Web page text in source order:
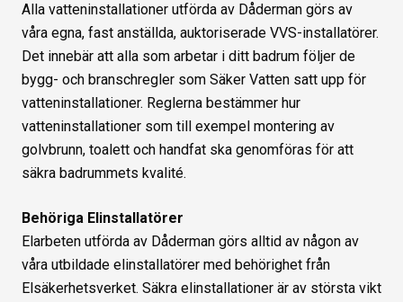
Alla vatteninstallationer utförda av Dåderman görs av
våra egna, fast anställda, auktoriserade VVS-installatörer.
Det innebär att alla som arbetar i ditt badrum följer de
bygg- och branschregler som Säker Vatten satt upp för
vatteninstallationer. Reglerna bestämmer hur
vatteninstallationer som till exempel montering av
golvbrunn, toalett och handfat ska genomföras för att
säkra badrummets kvalité.
Behöriga Elinstallatörer
Elarbeten utförda av Dåderman görs alltid av någon av
våra utbildade elinstallatörer med behörighet från
Elsäkerhetsverket. Säkra elinstallationer är av största vikt